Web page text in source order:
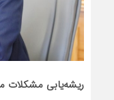
ریشه‌یابی مشکلات